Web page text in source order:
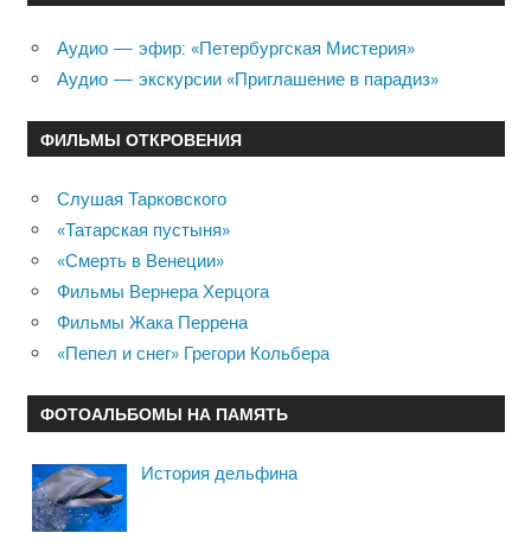
Аудио — эфир: «Петербургская Мистерия»
Аудио — экскурсии «Приглашение в парадиз»
ФИЛЬМЫ ОТКРОВЕНИЯ
Слушая Тарковского
«Татарская пустыня»
«Смерть в Венеции»
Фильмы Вернера Херцога
Фильмы Жака Перрена
«Пепел и снег» Грегори Кольбера
ФОТОАЛЬБОМЫ НА ПАМЯТЬ
История дельфина